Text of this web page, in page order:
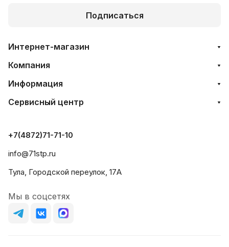
Подписаться
Интернет-магазин
Компания
Информация
Сервисный центр
+7(4872)71-71-10
info@71stp.ru
Тула, Городской переулок, 17А
Мы в соцсетях